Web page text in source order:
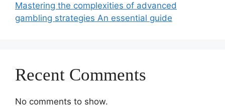
Mastering the complexities of advanced
gambling strategies An essential guide
Recent Comments
No comments to show.